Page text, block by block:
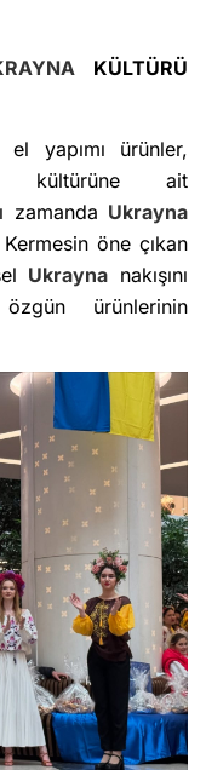
KÜLTÜRÜ
yapımı ürünler,
kültürüne ait
zamanda Ukrayna
öne çıkan
Ukrayna nakışını
ürünlerinin